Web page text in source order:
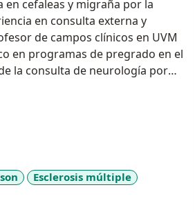
cefaleas y migraña por la
en consulta externa y
de campos clínicos en UVM
en programas de pregrado en el
la consulta de neurología por
Esclerosis múltiple